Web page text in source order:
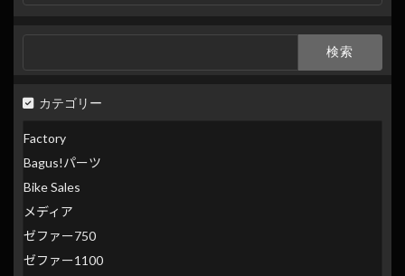
検
カテゴリー
Factory
Bagus!パーツ
Bike Sales
メディア
ゼファー750
ゼファー1100